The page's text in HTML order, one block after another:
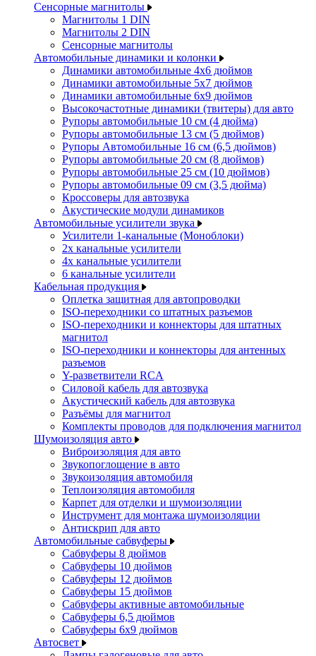
Сенсорные магнитолы
Магнитолы 1 DIN
Магнитолы 2 DIN
Сенсорные магнитолы
Автомобильные динамики и колонки
Динамики автомобильные 4x6 дюймов
Динамики автомобильные 5x7 дюймов
Динамики автомобильные 6x9 дюймов
Высокочастотные динамики (твитеры) для авто
Рупоры автомобильные 10 см (4 дюйма)
Рупоры автомобильные 13 см (5 дюймов)
Рупоры Автомобильные 16 см (6,5 дюймов)
Рупоры автомобильные 20 см (8 дюймов)
Рупоры автомобильные 25 см (10 дюймов)
Рупоры автомобильные 09 см (3,5 дюйма)
Кроссоверы для автозвука
Акустические модули динамиков
Автомобильные усилители звука
Усилители 1-канальные (Моноблоки)
2х канальные усилители
4х канальные усилители
6 канальные усилители
Кабельная продукция
Оплетка защитная для автопроводки
ISO-переходники со штатных разъемов
ISO-переходники и коннекторы для штатных
магнитол
ISO-переходники и коннекторы для антенных
разъемов
Y-разветвители RCA
Силовой кабель для автозвука
Акустический кабель для автозвука
Разъёмы для магнитол
Комплекты проводов для подключения магнитол
Шумоизоляция авто
Виброизоляция для авто
Звукопоглощение в авто
Звукоизоляция автомобиля
Теплоизоляция автомобиля
Карпет для отделки и шумоизоляции
Инструмент для монтажа шумоизоляции
Антискрип для авто
Автомобильные сабвуферы
Сабвуферы 8 дюймов
Сабвуферы 10 дюймов
Сабвуферы 12 дюймов
Сабвуферы 15 дюймов
Сабвуферы активные автомобильные
Сабвуферы 6,5 дюймов
Сабвуферы 6x9 дюймов
Автосвет